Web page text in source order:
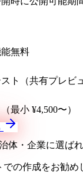
無料
ト（共有プレビ
最小 ¥4,500〜）
体・企業に選ば
での作成をお勧め